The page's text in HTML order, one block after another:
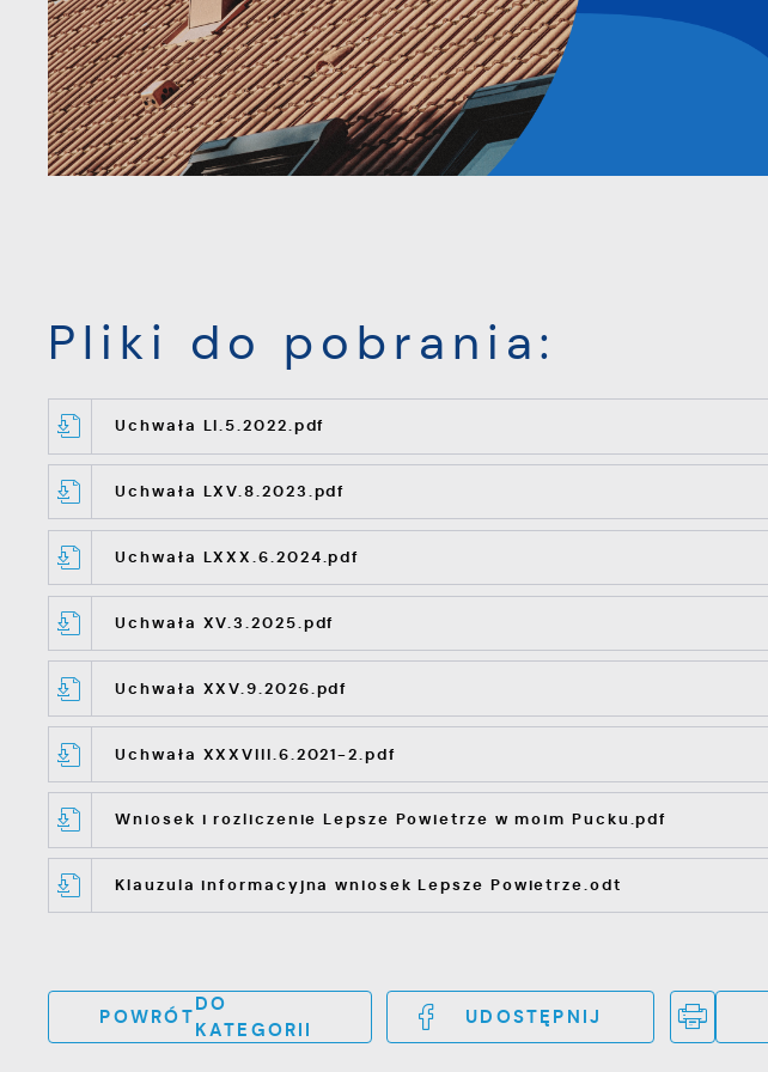
Pliki do pobrania:
Uchwała LI.5.2022.pdf
Uchwała LXV.8.2023.pdf
Uchwała LXXX.6.2024.pdf
Uchwała XV.3.2025.pdf
Uchwała XXV.9.2026.pdf
Uchwała XXXVIII.6.2021-2.pdf
Wniosek i rozliczenie Lepsze Powietrze w moim Pucku.pdf
Klauzula informacyjna wniosek Lepsze Powietrze.odt
POWRÓT
DO
KATEGORII
UDOSTĘPNIJ